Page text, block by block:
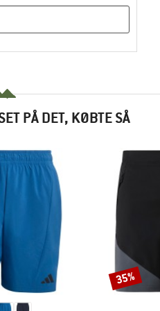
PÅ DET, KØBTE SÅ
Rabat
35%